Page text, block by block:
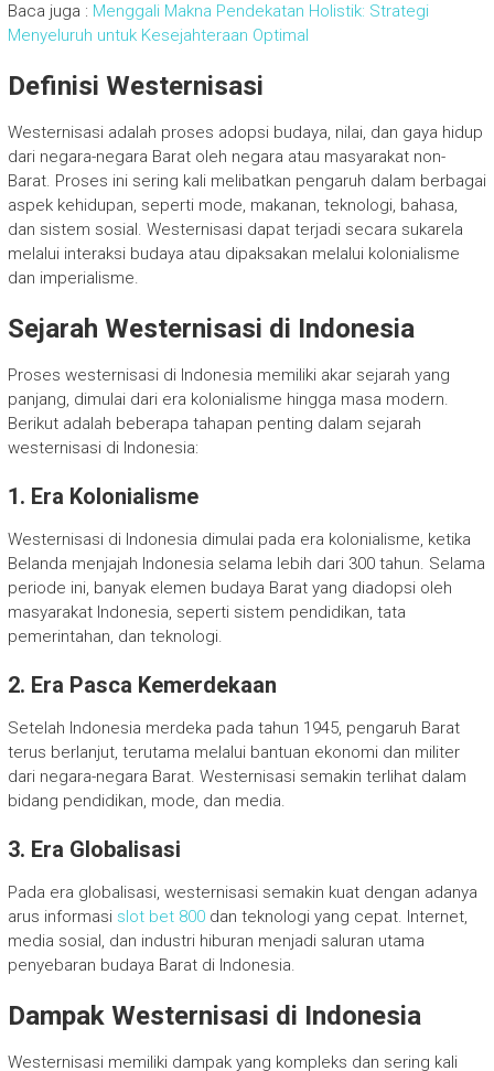
Baca juga : Menggali Makna Pendekatan Holistik: Strategi
Menyeluruh untuk Kesejahteraan Optimal
Definisi Westernisasi
Westernisasi adalah proses adopsi budaya, nilai, dan gaya hidup
dari negara-negara Barat oleh negara atau masyarakat non-
Barat. Proses ini sering kali melibatkan pengaruh dalam berbagai
aspek kehidupan, seperti mode, makanan, teknologi, bahasa,
dan sistem sosial. Westernisasi dapat terjadi secara sukarela
melalui interaksi budaya atau dipaksakan melalui kolonialisme
dan imperialisme.
Sejarah Westernisasi di Indonesia
Proses westernisasi di Indonesia memiliki akar sejarah yang
panjang, dimulai dari era kolonialisme hingga masa modern.
Berikut adalah beberapa tahapan penting dalam sejarah
westernisasi di Indonesia:
1. Era Kolonialisme
Westernisasi di Indonesia dimulai pada era kolonialisme, ketika
Belanda menjajah Indonesia selama lebih dari 300 tahun. Selama
periode ini, banyak elemen budaya Barat yang diadopsi oleh
masyarakat Indonesia, seperti sistem pendidikan, tata
pemerintahan, dan teknologi.
2. Era Pasca Kemerdekaan
Setelah Indonesia merdeka pada tahun 1945, pengaruh Barat
terus berlanjut, terutama melalui bantuan ekonomi dan militer
dari negara-negara Barat. Westernisasi semakin terlihat dalam
bidang pendidikan, mode, dan media.
3. Era Globalisasi
Pada era globalisasi, westernisasi semakin kuat dengan adanya
arus informasi slot bet 800dan teknologi yang cepat. Internet,
media sosial, dan industri hiburan menjadi saluran utama
penyebaran budaya Barat di Indonesia.
Dampak Westernisasi di Indonesia
Westernisasi memiliki dampak yang kompleks dan sering kali